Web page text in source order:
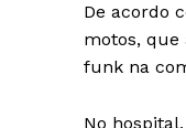
De acordo
motos, que
funk na
No